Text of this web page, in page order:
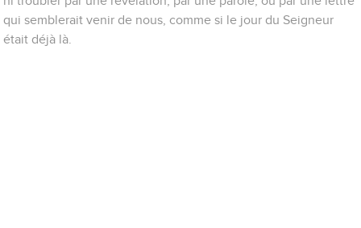
qui semblerait venir de nous, comme si le jour du Seigneur
était déjà là.